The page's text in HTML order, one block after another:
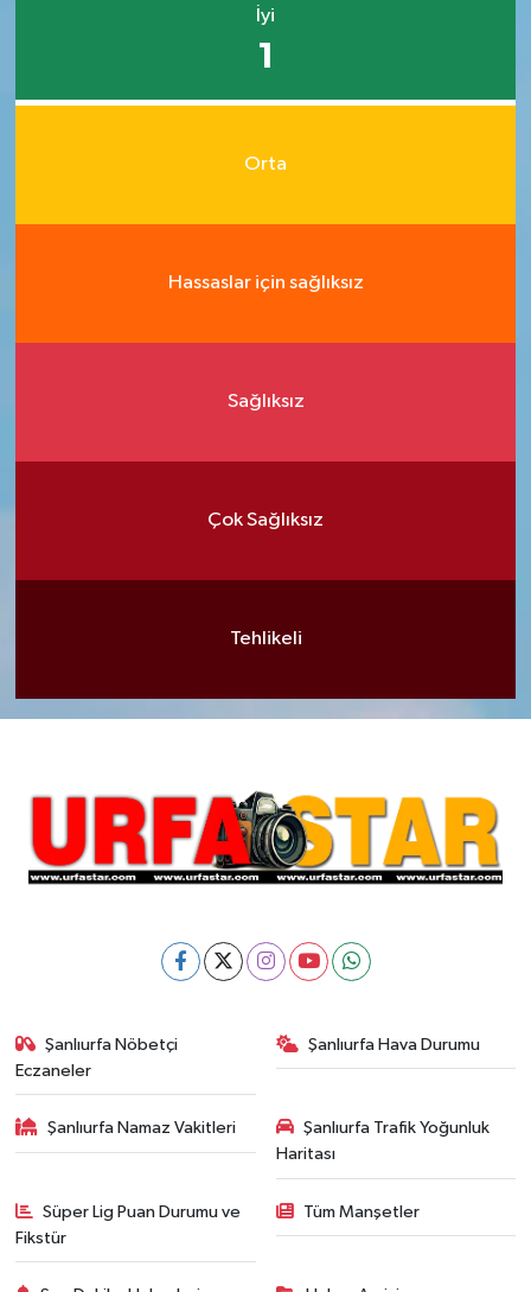
İyi
1
Orta
Hassaslar için sağlıksız
Sağlıksız
Çok Sağlıksız
Tehlikeli
Şanlıurfa Nöbetçi
Eczaneler
Şanlıurfa Hava Durumu
Şanlıurfa Namaz Vakitleri
Şanlıurfa Trafik Yoğunluk
Haritası
Süper Lig Puan Durumu ve
Fikstür
Tüm Manşetler